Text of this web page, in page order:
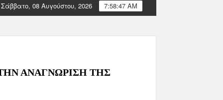
της CPME επακολούθησαν ανάλογες επιστολές της CEOM
Σάββατο, 08 Αυγούστου, 2026 7:58:48 AM
ΣΤΗΝ ΑΝΑΓΝΩΡΙΣΗ ΤΗΣ